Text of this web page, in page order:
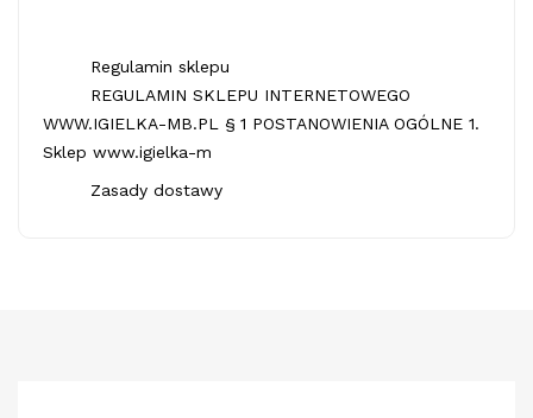
Regulamin sklepu
REGULAMIN SKLEPU INTERNETOWEGO
WWW.IGIELKA-MB.PL § 1 POSTANOWIENIA OGÓLNE 1.
Sklep www.igielka-m
Zasady dostawy